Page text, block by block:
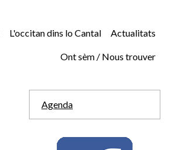
L'occitan dins lo Cantal Actualitats
Ont sèm / Nous trouver
Agenda